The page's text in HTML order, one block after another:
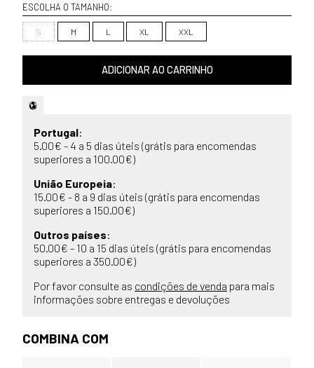
ESCOLHA O TAMANHO:
S M L XL XXL
ADICIONAR AO CARRINHO
Portugal:
5.00€ - 4 a 5 dias úteis (grátis para encomendas
superiores a 100.00€)
União Europeia:
15.00€ - 8 a 9 dias úteis (grátis para encomendas
superiores a 150.00€)
Outros países:
50.00€ - 10 a 15 dias úteis (grátis para encomendas
superiores a 350.00€)
Por favor consulte as condições de venda para mais
informações sobre entregas e devoluções
COMBINA COM